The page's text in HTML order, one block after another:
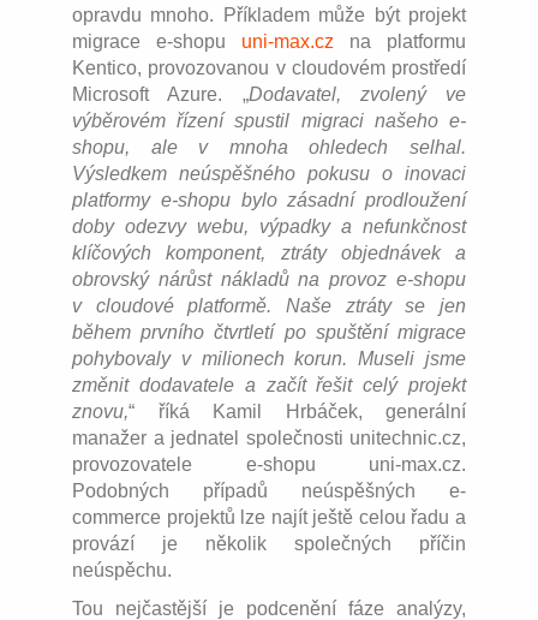
opravdu mnoho. Příkladem může být projekt
migrace e-shopu uni-max.cz na platformu
Kentico, provozovanou v cloudovém prostředí
Microsoft Azure. „Dodavatel, zvolený ve
výběrovém řízení spustil migraci našeho e-
shopu, ale v mnoha ohledech selhal.
Výsledkem neúspěšného pokusu o inovaci
platformy e-shopu bylo zásadní prodloužení
doby odezvy webu, výpadky a nefunkčnost
klíčových komponent, ztráty objednávek a
obrovský nárůst nákladů na provoz e-shopu
v cloudové platformě. Naše ztráty se jen
během prvního čtvrtletí po spuštění migrace
pohybovaly v milionech korun. Museli jsme
změnit dodavatele a začít řešit celý projekt
znovu,“ říká Kamil Hrbáček, generální
manažer a jednatel společnosti unitechnic.cz,
provozovatele e-shopu uni-max.cz.
Podobných případů neúspěšných e-
commerce projektů lze najít ještě celou řadu a
provází je několik společných příčin
neúspěchu.
Tou nejčastější je podcenění fáze analýzy,